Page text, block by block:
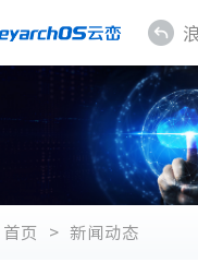
首页 > 新闻动态